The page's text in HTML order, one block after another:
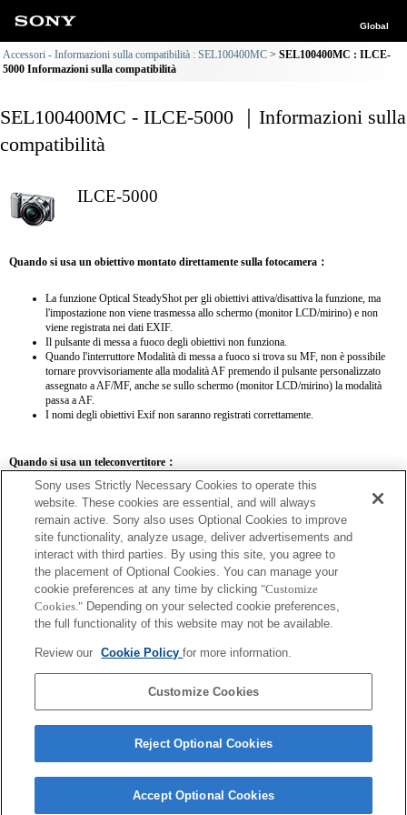
Global
Accessori - Informazioni sulla compatibilità : SEL100400MC
SEL100400MC : ILCE-
5000 Informazioni sulla compatibilità
SEL100400MC - ILCE-5000 ｜Informazioni sulla
compatibilità
ILCE-5000
Quando si usa un obiettivo montato direttamente sulla fotocamera：
La funzione Optical SteadyShot per gli obiettivi attiva/disattiva la funzione, ma
l'impostazione non viene trasmessa allo schermo (monitor LCD/mirino) e non
viene registrata nei dati EXIF.
Il pulsante di messa a fuoco degli obiettivi non funziona.
Quando l'interruttore Modalità di messa a fuoco si trova su MF, non è possibile
tornare provvisoriamente alla modalità AF premendo il pulsante personalizzato
assegnato a AF/MF, anche se sullo schermo (monitor LCD/mirino) la modalità
passa a AF.
I nomi degli obiettivi Exif non saranno registrati correttamente.
Quando si usa un teleconvertitore：
SEL14TC SEL20TC
SEL14TC
La fotocamera potrebbe risultare fuori fuoco se è impostata su AF continuo.
La lunghezza focale e l'apertura massima per il nome Exif dell'obiettivo saranno
per l'ingrandimento pari a 10 o superiori non verranno visualizzati correttamente.
Sony uses Strictly Necessary Cookies to operate this
website. These cookies are essential, and will always
remain active. Sony also uses Optional Cookies to improve
site functionality, analyze usage, deliver advertisements and
interact with third parties. By using this site, you agree to
the placement of Optional Cookies. You can manage your
cookie preferences at any time by clicking "Customize
Cookies." Depending on your selected cookie preferences,
the full functionality of this website may not be available.
Review our Cookie Policyfor more information.
Customize Cookies
Reject Optional Cookies
Accept Optional Cookies